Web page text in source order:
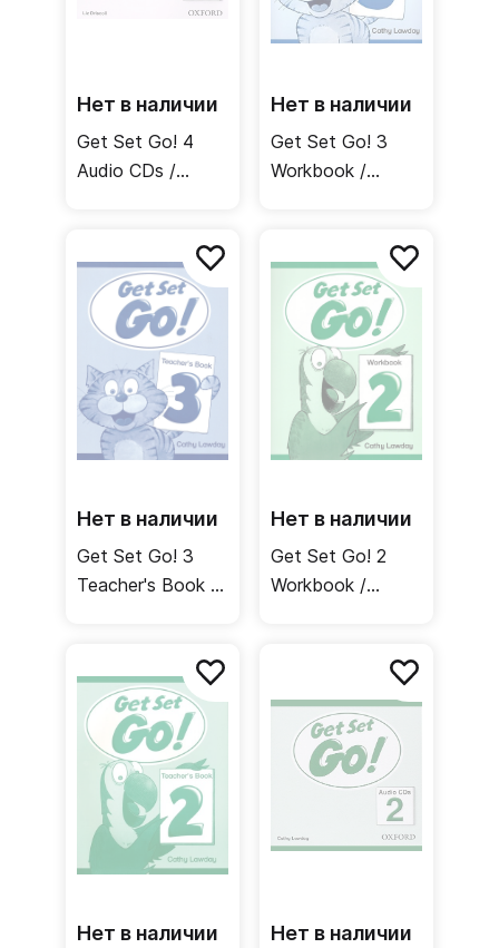
Нет в наличии
Get Set Go! 4
Audio CDs /
Нет в наличии
Get Set Go! 3
Workbook /
Нет в наличии
Get Set Go! 3
Teacher's Book /
Нет в наличии
Get Set Go! 2
Workbook /
Нет в наличии Нет в наличии